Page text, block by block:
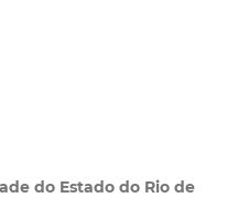
do Estado do Rio de